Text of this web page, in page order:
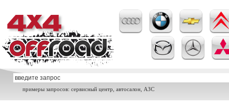
примеры запросов: сервисный центр, автосалон, АЗС